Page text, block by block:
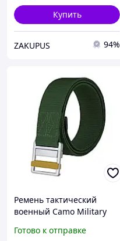
Купить
ZAKUPUS 94%
Ремень тактический
военный Camo Military
Готово к отправке